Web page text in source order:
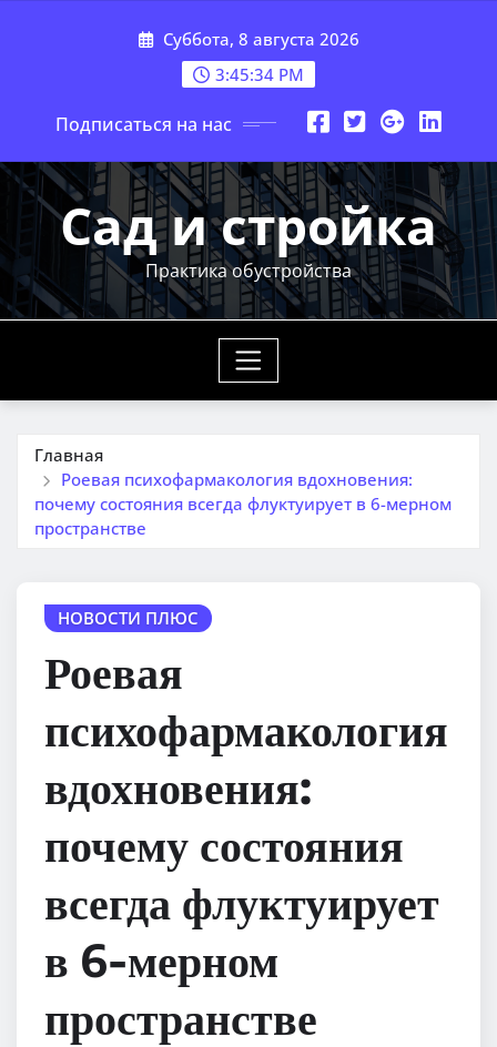
Суббота, 8 августа 2026
3:45:36 PM
Подписаться на нас
Сад и стройка
Практика обустройства
Главная
Роевая психофармакология вдохновения:
почему состояния всегда флуктуирует в 6-мерном
пространстве
НОВОСТИ ПЛЮС
Роевая
психофармакология
вдохновения:
почему состояния
всегда флуктуирует
в 6-мерном
пространстве